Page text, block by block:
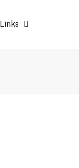
Links